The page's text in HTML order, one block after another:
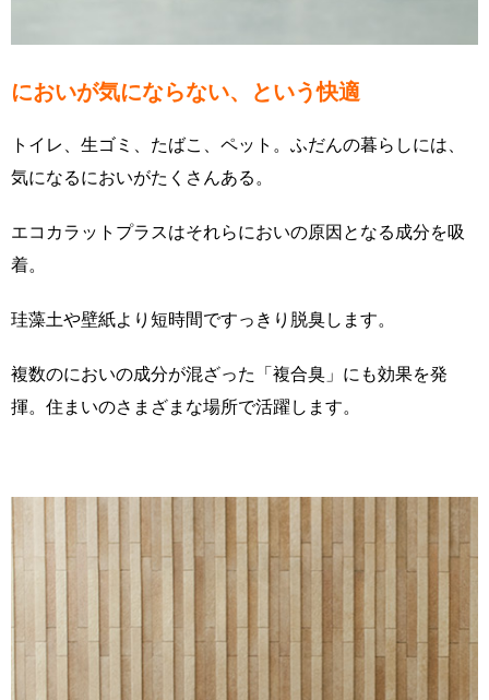
においが気にならない、という快適
トイレ、生ゴミ、たばこ、ペット。ふだんの暮らしには、
気になるにおいがたくさんある。
エコカラットプラスはそれらにおいの原因となる成分を吸
着。
珪藻土や壁紙より短時間ですっきり脱臭します。
複数のにおいの成分が混ざった「複合臭」にも効果を発
揮。住まいのさまざまな場所で活躍します。